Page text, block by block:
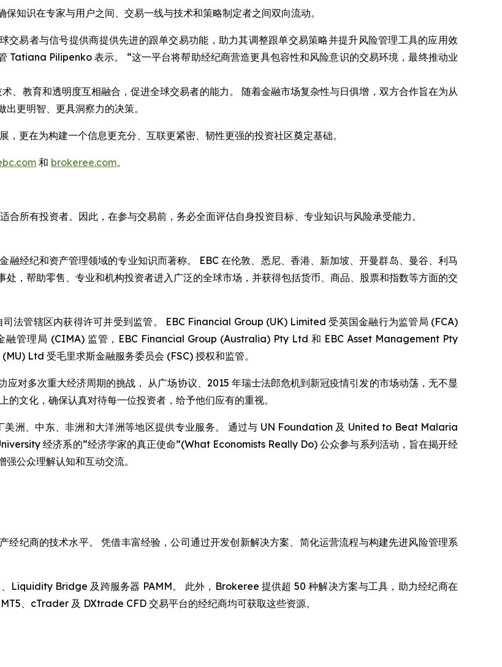
知识在专家与用户之间、交易一线与技术和策略制定者之间双向流动。
交易者与信号提供商提供先进的跟单交易功能，助力其调整跟单交易策略并提升风险管理工具的应用效
Pilipenko 表示。 “这一平台将帮助经纪商营造更具包容性和风险意识的交易环境，最终推动业
、教育和透明度互相融合，促进全球交易者的能力。 随着金融市场复杂性与日俱增，双方合作旨在为从
更明智、更具洞察力的决策。
更在为构建一个信息更充分、互联更紧密、韧性更强的投资社区奠定基础。
和 brokeree.com。
所有投资者。因此，在参与交易前，务必全面评估自身投资目标、专业知识与风险承受能力。
经纪和资产管理领域的专业知识而著称。 EBC 在伦敦、悉尼、香港、新加坡、开曼群岛、曼谷、利马
，帮助零售、专业和机构投资者进入广泛的全球市场，并获得包括货币、商品、股票和指数等方面的交
法管辖区内获得许可并受到监管。 EBC Financial Group (UK) Limited 受英国金融行为监管局 (FCA)
管理局 (CIMA) 监管，EBC Financial Group (Australia) Pty Ltd 和 EBC Asset Management Pty
Ltd 受毛里求斯金融服务委员会 (FSC) 授权和监管。
对多次重大经济周期的挑战， 从广场协议、2015 年瑞士法郎危机到新冠疫情引发的市场动荡，无不显
文化，确保认真对待每一位投资者，给予他们应有的重视。
美洲、中东、非洲和大洋洲等地区提供专业服务。 通过与 UN Foundation 及 United to Beat Malaria
经济系的“经济学家的真正使命”(What Economists Really Do) 公众参与系列活动，旨在揭开经
公众理解认知和互动交流。
纪商的技术水平。 凭借丰富经验，公司通过开发创新解决方案、简化运营流程与构建先进风险管理系
Liquidity Bridge 及跨服务器 PAMM。 此外，Brokeree 提供超 50 种解决方案与工具，助力经纪商在
、cTrader 及 DXtrade CFD 交易平台的经纪商均可获取这些资源。